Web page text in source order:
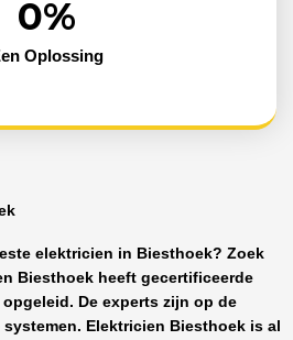
Oplossing
0%
elektricien in Biesthoek? Zoek
Biesthoek heeft gecertificeerde
De experts zijn op de
Elektricien Biesthoek is al